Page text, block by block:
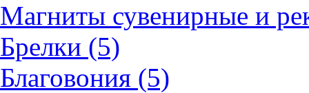
Магниты сувенирные и
Брелки (5)
Благовония (5)